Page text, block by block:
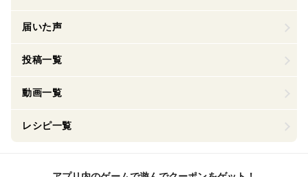
届いた声
投稿一覧
動画一覧
レシピ一覧